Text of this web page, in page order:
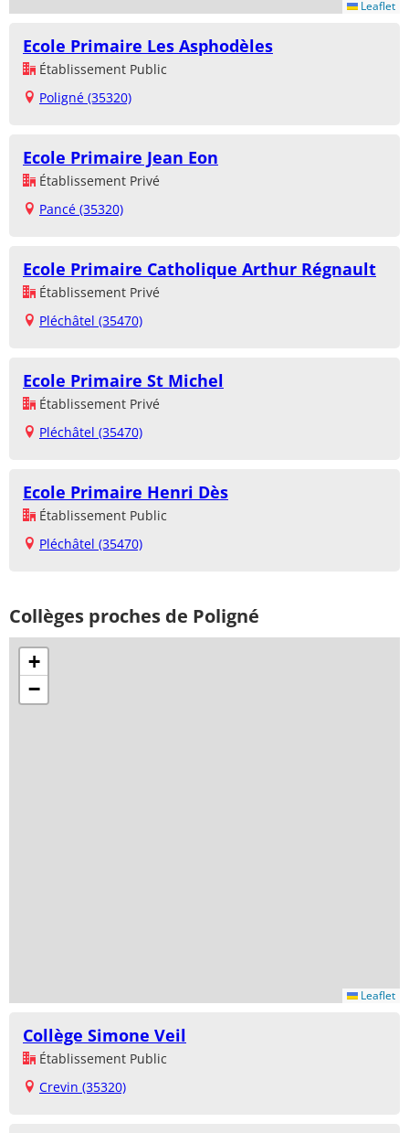
Leaflet
Ecole Primaire Les Asphodèles
Établissement Public
Poligné (35320)
Ecole Primaire Jean Eon
Établissement Privé
Pancé (35320)
Ecole Primaire Catholique Arthur Régnault
Établissement Privé
Pléchâtel (35470)
Ecole Primaire St Michel
Établissement Privé
Pléchâtel (35470)
Ecole Primaire Henri Dès
Établissement Public
Pléchâtel (35470)
Collèges proches de Poligné
+
−
Leaflet
Collège Simone Veil
Établissement Public
Crevin (35320)